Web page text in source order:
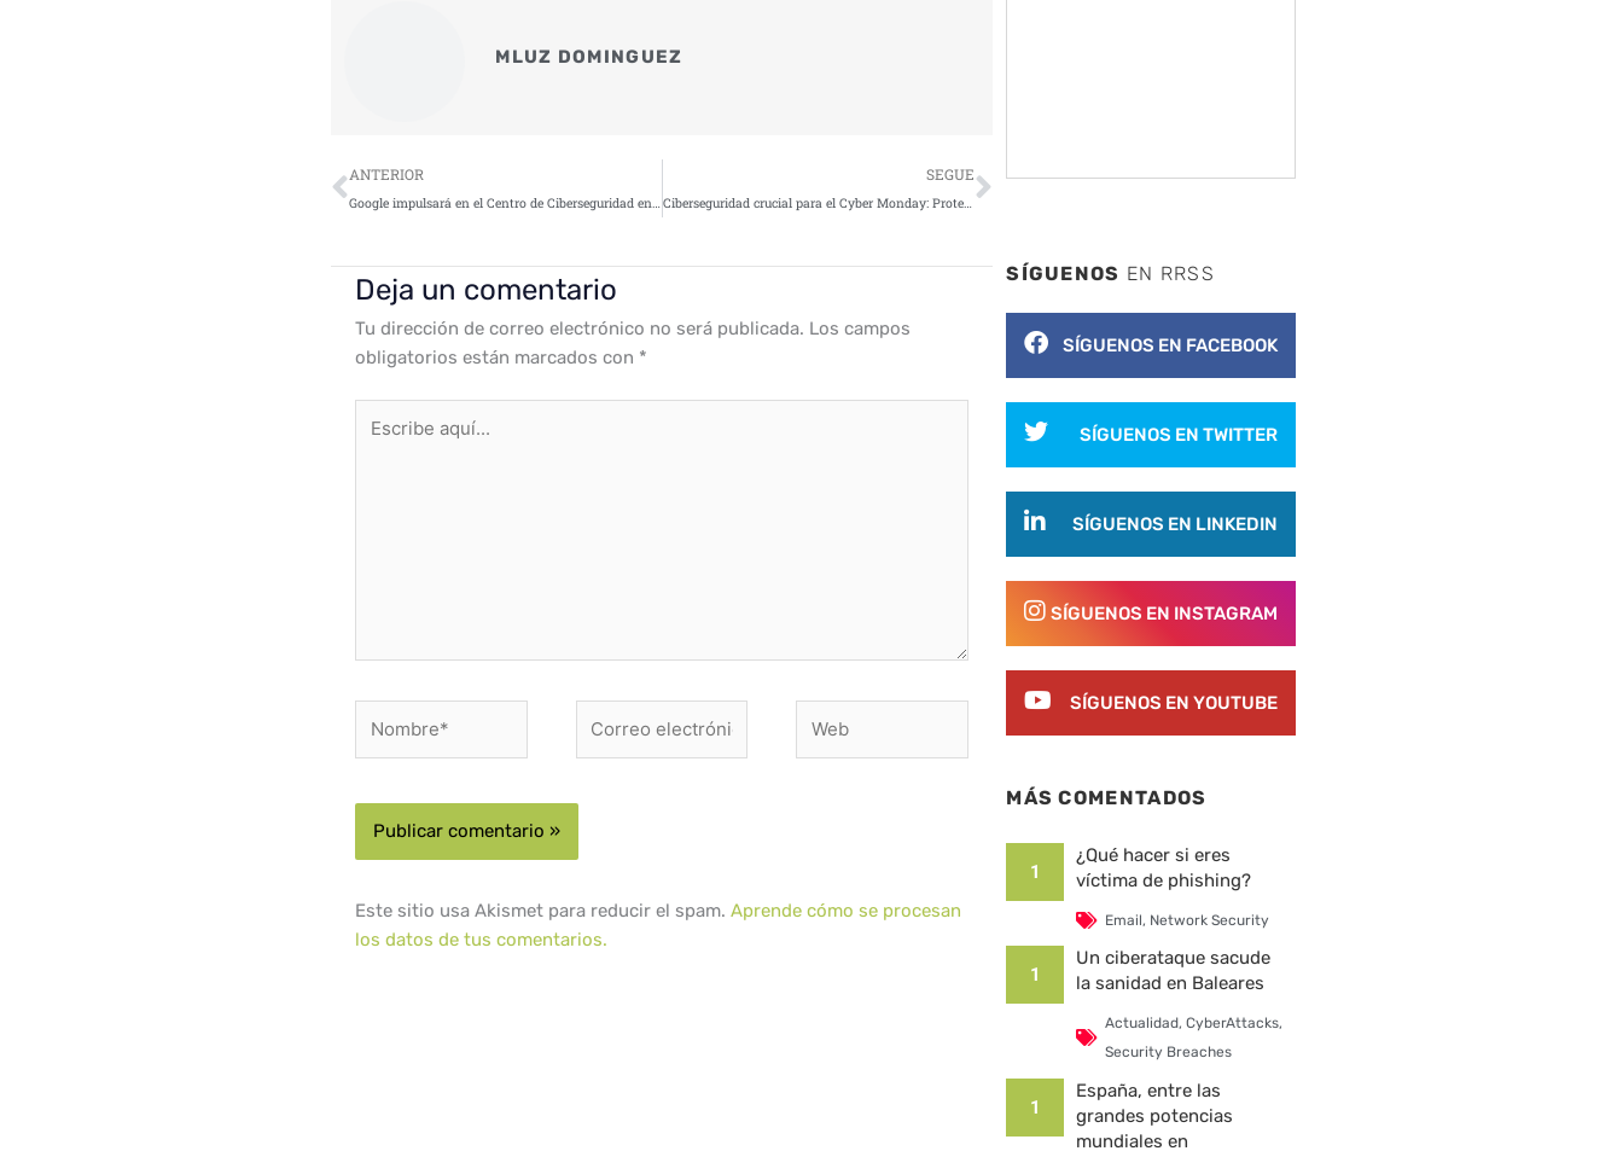
MLUZ DOMINGUEZ
Ant
ANTERIOR
Google impulsará en el Centro de Ciberseguridad en Málaga la formación especializada
SEGUE
Ciberseguridad crucial para el Cyber Monday: Protegiendo tus compras online
Siguiente
Deja un comentario
Tu dirección de correo electrónico no será publicada. Los campos
obligatorios están marcados con *
aquí...
electrónico*
Este sitio usa Akismet para reducir el spam.Aprende cómo se procesan
los datos de tus comentarios.
SÍGUENOS EN RRSS
SÍGUENOS EN FACEBOOK
SÍGUENOS EN TWITTER
SÍGUENOS EN LINKEDIN
SÍGUENOS EN INSTAGRAM
SÍGUENOS EN YOUTUBE
MÁS COMENTADOS
1
¿Qué hacer si eres
víctima de phishing?
Email, Network Security
1
Un ciberataque sacude
la sanidad en Baleares
Actualidad, CyberAttacks,
Security Breaches
1
España, entre las
grandes potencias
mundiales en